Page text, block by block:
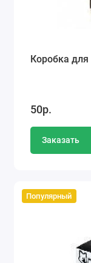
Коробка
50р.
Заказать
Популярный